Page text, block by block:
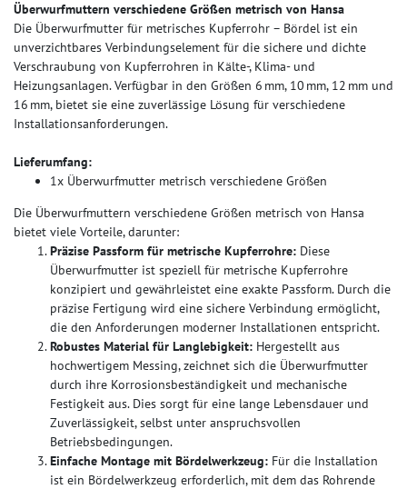
Überwurfmuttern verschiedene Größen metrisch von Hansa
Die Überwurfmutter für metrisches Kupferrohr – Bördel ist ein
unverzichtbares Verbindungselement für die sichere und dichte
Verschraubung von Kupferrohren in Kälte-, Klima- und
Heizungsanlagen. Verfügbar in den Größen 6 mm, 10 mm, 12 mm und
16 mm, bietet sie eine zuverlässige Lösung für verschiedene
Installationsanforderungen.
Lieferumfang:
1x Überwurfmutter metrisch verschiedene Größen
Die Überwurfmuttern verschiedene Größen metrisch von Hansa
bietet viele Vorteile, darunter:
Präzise Passform für metrische Kupferrohre: Diese
Überwurfmutter ist speziell für metrische Kupferrohre
konzipiert und gewährleistet eine exakte Passform. Durch die
präzise Fertigung wird eine sichere Verbindung ermöglicht,
die den Anforderungen moderner Installationen entspricht.
Robustes Material für Langlebigkeit: Hergestellt aus
hochwertigem Messing, zeichnet sich die Überwurfmutter
durch ihre Korrosionsbeständigkeit und mechanische
Festigkeit aus. Dies sorgt für eine lange Lebensdauer und
Zuverlässigkeit, selbst unter anspruchsvollen
Betriebsbedingungen.
Einfache Montage mit Bördelwerkzeug: Für die Installation
ist ein Bördelwerkzeug erforderlich, mit dem das Rohrende